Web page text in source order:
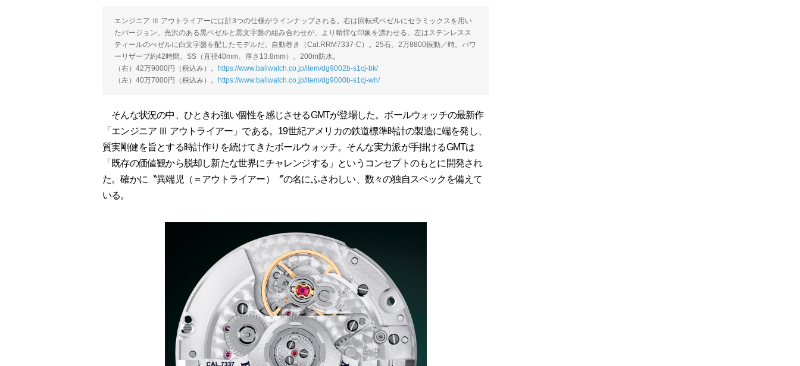
エンジニア Ⅲ アウトライアーには計3つの仕様がラインナップされる。右は回転式ベゼルにセラミックスを用い
たバージョン。光沢のある黒ベゼルと黒文字盤の組み合わせが、より精悍な印象を漂わせる。左はステンレスス
ティールのべゼルに白文字盤を配したモデルだ。自動巻き（Cal.RRM7337-C）。25石。2万8800振動／時。パワ
ーリザーブ約42時間。SS（直径40mm、厚さ13.8mm）。200m防水。
（右）42万9000円（税込み）。 https://www.ballwatch.co.jp/item/dg9002b-s1cj-bk/
（左）40万7000円（税込み）。 https://www.ballwatch.co.jp/item/dg9000b-s1cj-wh/
そんな状況の中、ひときわ強い個性を感じさせるGMTが登場した。ボールウォッチの最新作
「エンジニア Ⅲ アウトライアー」である。19世紀アメリカの鉄道標準時計の製造に端を発し、
質実剛健を旨とする時計作りを続けてきたボールウォッチ。そんな実力派が手掛けるGMTは
「既存の価値観から脱却し新たな世界にチャレンジする」というコンセプトのもとに開発され
た。確かに〝異端児（＝アウトライアー）〞の名にふさわしい、数々の独自スペックを備えて
いる。